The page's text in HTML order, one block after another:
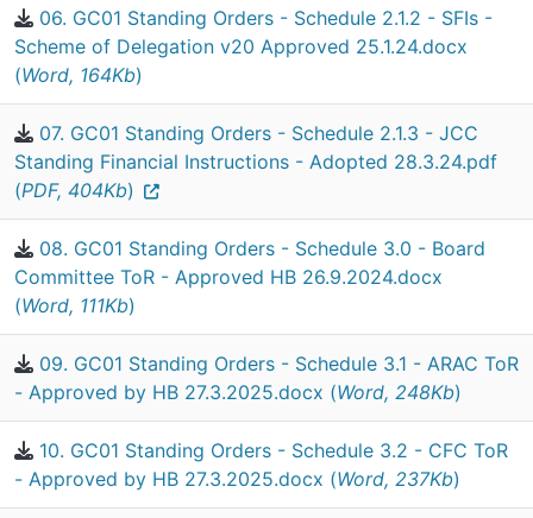
06. GC01 Standing Orders - Schedule 2.1.2 - SFIs -
Scheme of Delegation v20 Approved 25.1.24.docx
(Word, 164Kb)
07. GC01 Standing Orders - Schedule 2.1.3 - JCC
Standing Financial Instructions - Adopted 28.3.24.pdf
(PDF, 404Kb)
08. GC01 Standing Orders - Schedule 3.0 - Board
Committee ToR - Approved HB 26.9.2024.docx
(Word, 111Kb)
09. GC01 Standing Orders - Schedule 3.1 - ARAC ToR
- Approved by HB 27.3.2025.docx (Word, 248Kb)
10. GC01 Standing Orders - Schedule 3.2 - CFC ToR
- Approved by HB 27.3.2025.docx (Word, 237Kb)